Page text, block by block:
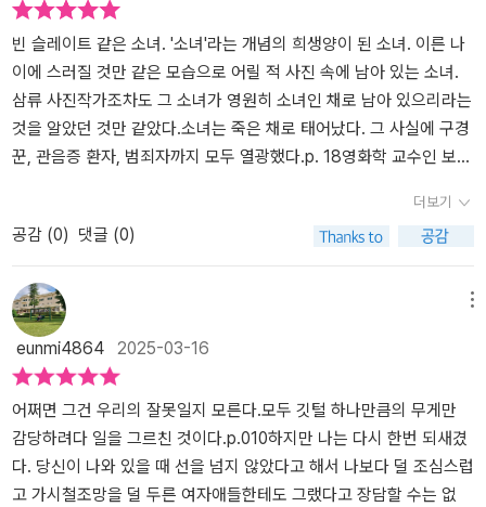
실조차 가십거리로 소비된다. 이 책을 읽은 사람들은 각자 질문을 받
게 될 것이다. 그 질문에 대해서 우리는 언제쯤 제대로 된 대답을 할
수 있을까?내가 하고자 하는 말은 당신도 팔이나 다리 같은 그 기계의
일부였다는 것이다. … 당신은 사슴에게 총을 쏴 총상을 입혔고, 그래
서 사슴은 두 번째 사냥꾼이 왔을 때 더는 달리지 못했다.- P483'그
여자 얘기 들어봤을 거예요.'- P9
가르치던 30대 교사였고, 보디는 탈리아와 부적절한 관계였던 그가
어떤 이유로든 살인을 저질렀다고 믿어왔습니다. 탈리아의 연인이었
던 학생을 의심하는 사람들도 많았지만 30대 교사를 향한 보디의 의
심은 거의 확신에 가까운 것이었습니다. 하지만 23년이란 시간이 흐
른 터라 새로운 증거를 찾는 건 거의 불가능한 일입니다. 이제 40대
에 접어든 동급생들의 기억을 소환하는 것도 기대할 수 없습니다. 당
급급했으며, 트레이너가 범인으로 몰린 건 단지 흑인이란 이유 때문
이란 걸 잘 알지만, 그 모든 걸 입증하기엔 보디는 너무나도 무력합니
다. 탈리아를 살해한 진범을 찾는 미스터리와 노골적으로 자행되는
여성혐오에 대한 비판이 이야기의 주축이긴 하지만, ‘질문 좀 드리겠
습니다’는 그랜비에서 질풍노도와도 같은 시기를 거쳤던 23년 전 10
대들의 이야기에도 적잖은 분량을 할애합니다. 우정, 애증, 시기, 혐
오, 비밀과 거짓말로 뒤섞인 그들의 관계는 지금의 눈으로 보면 야만
의 시대라고 불러도 무방한 1995년이라는 배경 때문에 더욱 날것 같
은 불안함과 위태로움을 내포하고 있습니다. 탈리아의 죽음은 끔찍한
비극이긴 해도 소녀 살인사건치곤 그 수법이 잔인하지도, 선정적이지
도 않았지만, 그녀와 또래들 사이에 흐르던 시한폭탄 같은 분위기 때
라, 우리가 살아가는 현실과 너무 닮아 있었다. 이 책은 '누가 죽였는
가?'가 아니라 '우리는 왜 이런 사건에 열광하는가?'라는 질문을 던진
다. 피해자는 항상 젊고 예쁘고 순진해야 한다. 가해자는 특정한 이미
지여야 하고, 사건은 자극적일수록 좋다. 그렇게 우리는 피해자를 동
정하면서도 소비한다. 그 시선 자체가 폭력일 수 있다는 걸, 이 책은
강하게 꼬집는다. 이 책을 미스터리 소설로 기대하고 읽었다면 놀랄
나 많은 것을 보고도 못 본 척했는지를 일깨워준다. 고등학교에서 벌
어진 사건이지만, 그 안에는 사회의 단면이 그대로 녹아 있다. 성범
죄, 여성 혐오, 그리고 우리가 얼마나 쉽게 피해자를 평가하는지까
지. 책을 읽고 나면 미디어를 바라보는 시선이 달라질 것이다. 책을 덮
고 나면 찝찝한 기분이 남는다. 그리고 그런 기분이 들었다면, 그건 좋
은 신호다. 왜냐하면 이 책은 편안하게 읽히는 책이 아니라, 당신의 사
고방식에 균열을 내는 책이기 때문이다. 우리가 당연하게 소비해 온
수많은 이야기들, 그리고 그 안에 존재하는 폭력을 정면으로 마주하
게 만든다. 이 책을 읽고 나면, 다시는 예전처럼 뉴스를 읽지 못할 것
이다. 영화학 교수인 보디는 23년 만에 모교로 돌아와 팟캐스트 강연
을 맡게 된다. 그리고 그곳에서 한 학생이 23년 전 살해당한 룸메이
빈 슬레이트 같은 소녀. '소녀'라는 개념의 희생양이 된 소녀. 이른 나
이에 스러질 것만 같은 모습으로 어릴 적 사진 속에 남아 있는 소녀.
삼류 사진작가조차도 그 소녀가 영원히 소녀인 채로 남아 있으리라는
것을 알았던 것만 같았다.소녀는 죽은 채로 태어났다. 그 사실에 구경
꾼, 관음증 환자, 범죄자까지 모두 열광했다.p. 18영화학 교수인 보디
방문한다. 그리고 한 학생이 23년 전 일어난 '탈리아 사건'을 다르고
싶다며 도움을 요청하고 당시 살해당한 탈리아의 죽음에 대한 진실을
추적해 나간다. 당시 예쁘고 어리고 부유한 소녀의 죽음은 시간이 지
나도 여전히 사람들의 주목을 받고 있는데 피해자의 신상과 체포된
범인이 '흑인'이라는 점 때문이었다. 하지만 보디 케인은 진범이 따로
있다고 믿었고 당시 탈리아와 불륜 관계였던 음악교사 '블로흐'를 의
심한다. 사건이 일어난 1995년은 여자들에게 야만적인 환경이었다.
여성 동급생과의 신체 접촉을 빙고판에 그리며 게임으로 치부했고 태
연하게 성기를 노출하며 성희롱을 하기도 했다. 세월이 흐른 만큼 여
성에 대한 시선도 달라졌지만 보디 케인이 진실을 찾아가던 그 시점
에 남편이 미투로 고발당하는 일이 벌어진다.​소설은 여성 혐오를 주
더보기
공감 (0) 댓글 (0)
eunmi4864 2025-03-16
어쩌면 그건 우리의 잘못일지 모른다.모두 깃털 하나만큼의 무게만
감당하려다 일을 그르친 것이다.p.010하지만 나는 다시 한번 되새겼
다. 당신이 나와 있을 때 선을 넘지 않았다고 해서 나보다 덜 조심스럽
고 가시철조망을 덜 두른 여자애들한테도 그랬다고 장담할 수는 없